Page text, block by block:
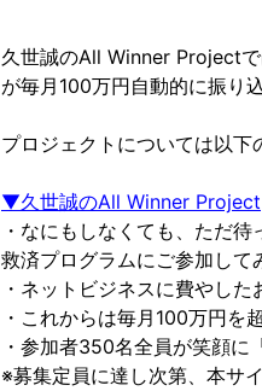
久世誠のAll Winner Project
が毎月100万円自動的に振り
プロジェクトについては以下
▼久世誠のAll Winner Project
・なにもしなくても、ただ
救済プログラムにご参加して
・ネットビジネスに費やし
・これからは毎月100万円を
・参加者350名全員が笑顔に
※募集定員に達し次第、本サ